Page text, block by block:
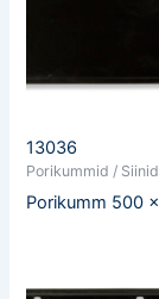
13036
Porikummid / Siinid
Porikumm 500